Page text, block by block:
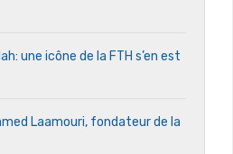
une icône de la FTH s’en est
Laamouri, fondateur de la